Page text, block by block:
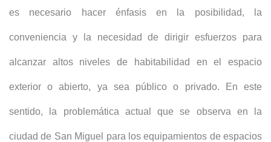
es necesario hacer énfasis en la posibilidad, la
conveniencia y la necesidad de dirigir esfuerzos para
alcanzar altos niveles de habitabilidad en el espacio
exterior o abierto, ya sea público o privado. En este
sentido, la problemática actual que se observa en la
ciudad de San Miguel para los equipamientos de espacios